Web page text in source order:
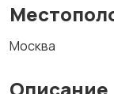
Москва